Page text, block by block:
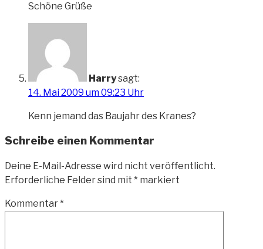
Schöne Grüße
Harrysagt:
14. Mai 2009 um 09:23 Uhr
Kenn jemand das Baujahr des Kranes?
Schreibe einen Kommentar
Deine E-Mail-Adresse wird nicht veröffentlicht.
Erforderliche Felder sind mit * markiert
Kommentar*